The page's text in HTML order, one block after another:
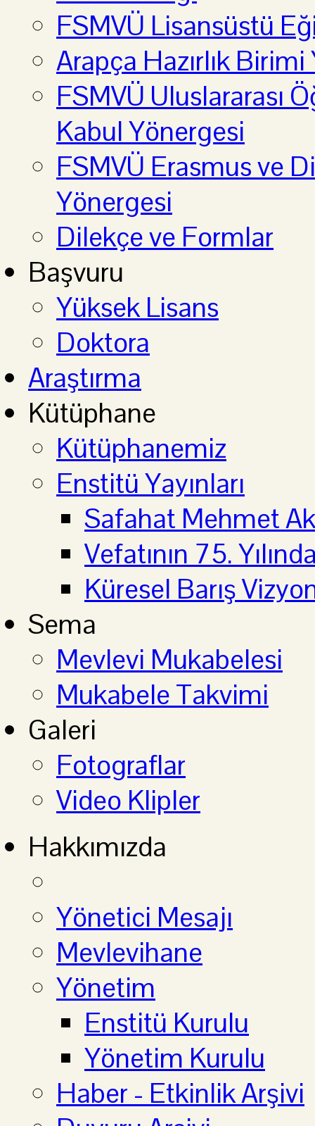
FSMVÜ Lisansüstü
Arapça Hazırlık
FSMVÜ Uluslararası
Kabul Yönergesi
FSMVÜ Erasmus ve
Yönergesi
Dilekçe ve Formlar
Başvuru
Yüksek Lisans
Doktora
Araştırma
Kütüphane
Kütüphanemiz
Enstitü Yayınları
Safahat Mehmet
Vefatının 75.
Küresel Barış
Sema
Mevlevi Mukabelesi
Mukabele Takvimi
Galeri
Fotograflar
Video Klipler
Hakkımızda
Yönetici Mesajı
Mevlevihane
Yönetim
Enstitü Kurulu
Yönetim Kurulu
Haber - Etkinlik Arşivi